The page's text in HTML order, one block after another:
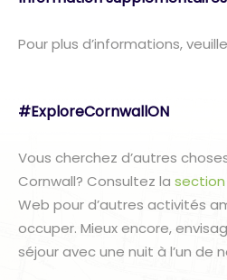
Pour plus d’informations,
#ExploreCornwallON
Vous cherchez d’autres
Cornwall? Consultez la section
Web pour d’autres activités
occuper. Mieux encore,
séjour avec une nuit à l’un de